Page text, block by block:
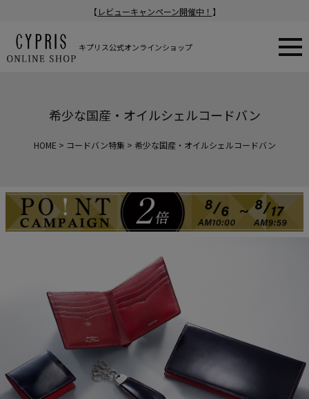
【 レビューキャンペーン開催中！ 】
キプリス公式オンラインショップ
希少な国産・オイルシェルコードバン
HOME コードバン特集 希少な国産・オイルシェルコードバン